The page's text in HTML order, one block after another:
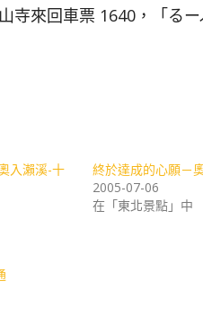
寺來回車票 1640，「る
入瀨溪-十
終於達成的心願－
2005-07-06
在「東北景點」中